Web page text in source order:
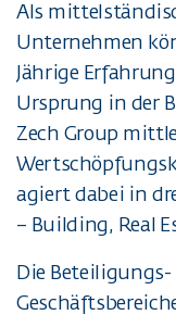
Als
Unternehmen
Jährige
Ursprung in der
Zech Group
agiert dabei in
– Building, Real
Die